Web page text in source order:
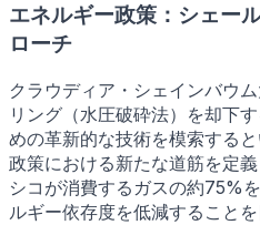
エネルギー政策：シェー
ローチ
クラウディア・シェインバウ
リング（水圧破砕法）を却下
めの革新的な技術を模索する
政策における新たな道筋を定
シコが消費するガスの約75%
ルギー依存度を低減することを